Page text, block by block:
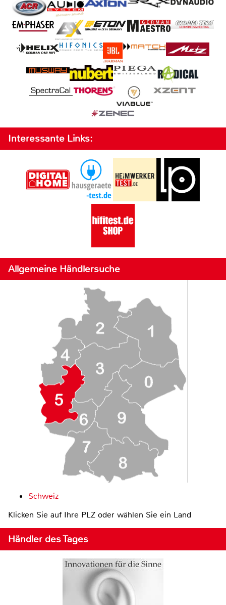
Interessante Links:
Allgemeine Händlersuche
Schweiz
Klicken Sie auf Ihre PLZ oder wählen Sie ein Land
Händler des Tages